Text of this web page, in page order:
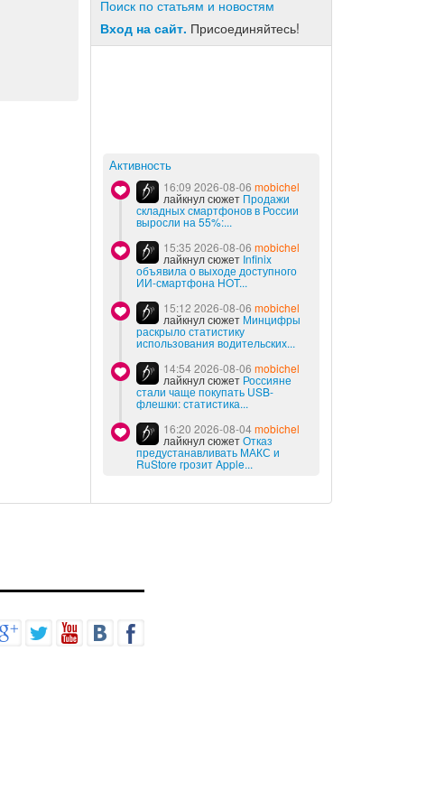
Поиск по статьям и новостям
Вход на сайт. Присоединяйтесь!
Активность
16:09 2026-08-06 mobichel
лайкнул сюжет Продажи
складных смартфонов в России
выросли на 55%:...
15:35 2026-08-06 mobichel
лайкнул сюжет Infinix
объявила о выходе доступного
ИИ-смартфона HOT...
15:12 2026-08-06 mobichel
лайкнул сюжет Минцифры
раскрыло статистику
использования водительских...
14:54 2026-08-06 mobichel
лайкнул сюжет Россияне
стали чаще покупать USB-
флешки: статистика...
16:20 2026-08-04mobichel
лайкнул сюжетОтказ
предустанавливать МАКС и
RuStore грозит Apple...